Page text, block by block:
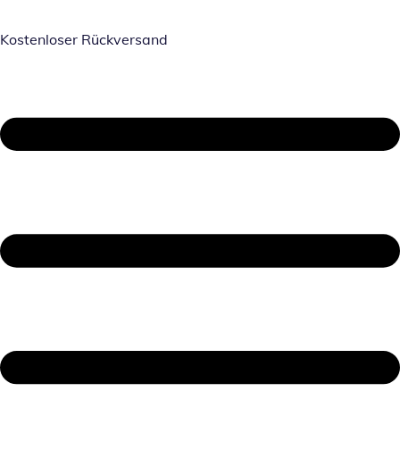
Kostenloser Rückversand